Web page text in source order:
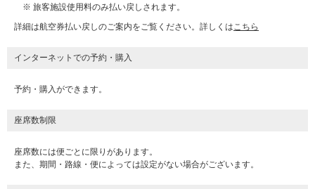
※ 旅客施設使用料のみ払い戻しされます。
詳細は航空券払い戻しのご案内をご覧ください。詳しくはこちら
インターネットでの予約・購入
予約・購入ができます。
座席数制限
座席数には便ごとに限りがあります。
また、期間・路線・便によっては設定がない場合がございます。